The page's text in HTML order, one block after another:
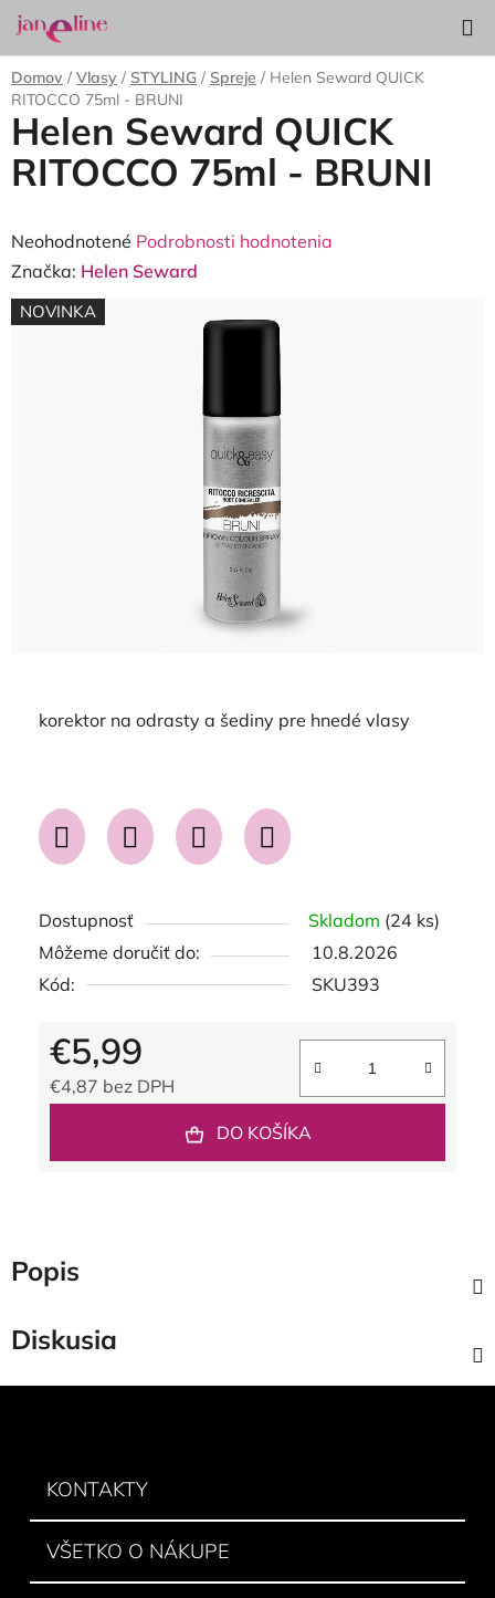
Prejsť
na
obsah
KOŠÍK
Domov / Vlasy / STYLING / Spreje / Helen Seward QUICK
RITOCCO 75ml - BRUNI
korektor na odrasty a šediny pre hnedé vlasy
Dostupnosť Skladom (24 ks)
Môžeme doručiť do:
10.8.2026
Kód:
SKU393
€5,99
€4,87 bez DPH
DO KOŠÍKA
Helen Seward QUICK
RITOCCO 75ml - BRUNI
Priemerné
hodnotenie
produktu
je
Neohodnotené Podrobnosti hodnotenia
Značka: Helen Seward
NOVINKA
Popis
Diskusia
KONTAKTY
VŠETKO O NÁKUPE